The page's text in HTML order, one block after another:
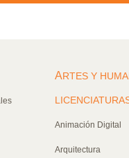
ARTES Y
Animación Digital
Arquitectura